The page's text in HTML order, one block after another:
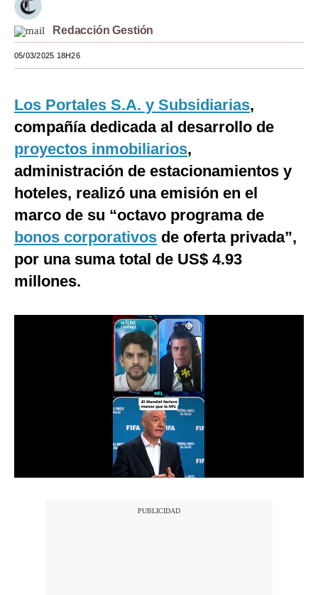
Estilos
Mundo
Internacional
Tecnología
Mix
G de Gestión
Redacción Gestión
05/03/2025 18H26
Los Portales S.A. y Subsidiarias,
compañía dedicada al desarrollo de
proyectos inmobiliarios,
administración de estacionamientos y
hoteles, realizó una emisión en el
marco de su “octavo programa de
bonos corporativos de oferta privada”,
por una suma total de US$ 4.93
millones.